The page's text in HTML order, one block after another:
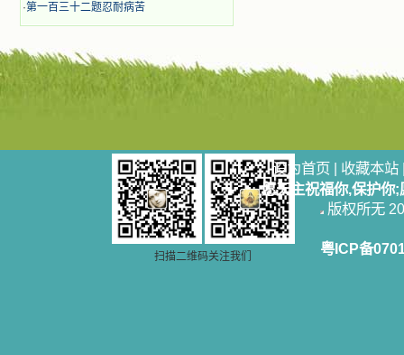
·第一百三十二题忍耐病苦
扫描二维码关注我们
设为首页 | 收藏本站
愿天主祝福你,保护你
版权所无
粤ICP备